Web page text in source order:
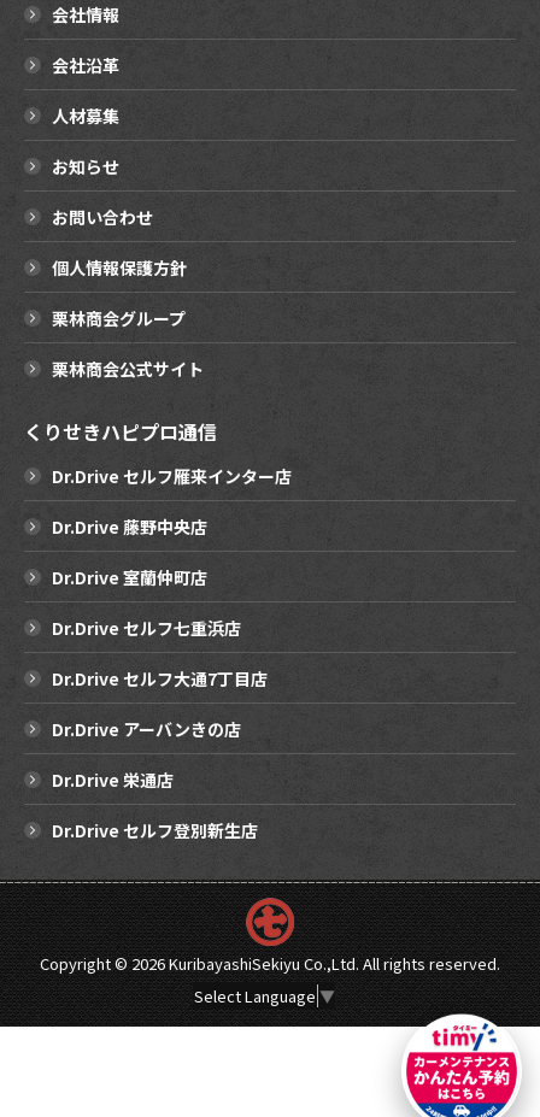
会社情報
会社沿革
人材募集
お知らせ
お問い合わせ
個人情報保護方針
栗林商会グループ
栗林商会公式サイト
くりせきハピプロ通信
Dr.Drive セルフ雁来インター店
Dr.Drive 藤野中央店
Dr.Drive 室蘭仲町店
Dr.Drive セルフ七重浜店
Dr.Drive セルフ大通7丁目店
Dr.Drive アーバンきの店
Dr.Drive 栄通店
Dr.Drive セルフ登別新生店
Copyright ©2026 KuribayashiSekiyu Co.,Ltd. All rights reserved.
Select Language ▼